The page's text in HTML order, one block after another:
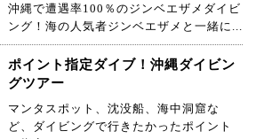
沖縄で遭遇率100％のジンベエザメダイビ
ング！海の人気者ジンベエザメと一緒に...
ポイント指定ダイブ！沖縄ダイビン
グツアー
マンタスポット、沈没船、海中洞窟な
ど、ダイビングで行きたかったポイント